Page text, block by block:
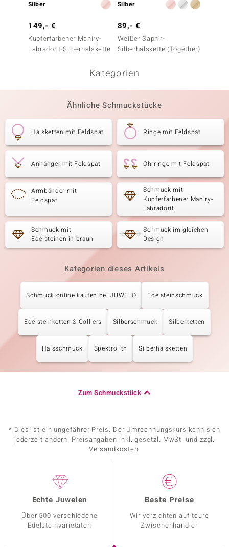
Silber
149,- €
Kupferfarbener Maniry-
Labradorit-Silberhalskette
Silber
89,- €
Weißer Saphir-
Silberhalskette (Together)
Kategorien
Ähnliche Schmuckstücke
Halsketten mit Feldspat Ringe mit Feldspat
Anhänger mit Feldspat Ohrringe mit Feldspat
Armbänder mit
Feldspat
Schmuck mit
Kupferfarbener Maniry-
Labradorit
Schmuck mit
Edelsteinen in braun
Schmuck im gleichen
Design
Kategorien dieses Artikels
Schmuck online kaufen bei JUWELO Edelsteinschmuck
Edelsteinketten & Colliers Silberschmuck Silberketten
Halsschmuck Spektrolith Silberhalsketten
Zum Schmuckstück
* Dies ist ein ungefährer Preis. Der Umrechnungskurs kann sich
jederzeit ändern. Preisangaben inkl. gesetzl. MwSt. und zzgl.
Versandkosten.
Echte Juwelen
Über 500 verschiedene
Edelsteinvarietäten
Beste Preise
Wir verzichten auf teure
Zwischenhändler